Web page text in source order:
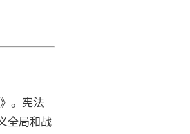
。宪法
全局和战